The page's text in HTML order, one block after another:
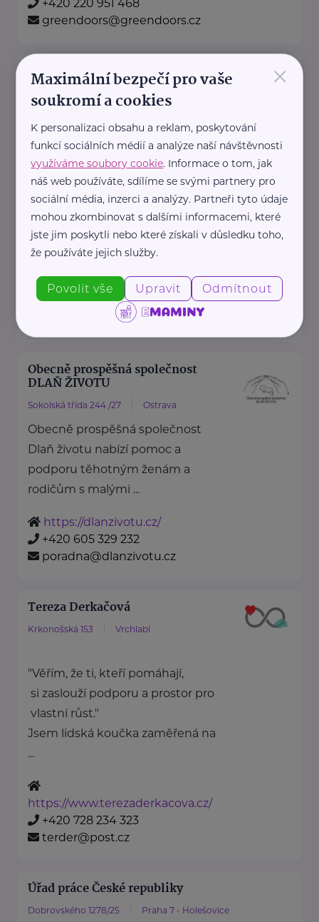
+420 220 951 468
greendoors@greendoors.cz
Klub svobodných matek z.s.
Dukelských hrdinů 34 Praha 7
"Pomáháme rodičům a jejich
dětem."
Rodinám samoživitelů z celé ČR
poskytujeme finanční, materiální,
odbornou právní ...
+420 800 995 511
info@klubsvobodnychmatek.cz
Obecně prospěšná společnost
DLAŇ ŽIVOTU
Sokolská třída 244 /27 Ostrava
Obecně prospěšná společnost
Dlaň životu nabízí pomoc a
podporu těhotným ženám a
rodičům s malými ...
https://dlanzivotu.cz/
+420 605 329 232
poradna@dlanzivotu.cz
Tereza Derkačová
Krkonošská 153 Vrchlabí
"Věřím, že ti, kteří pomáhají,
si zaslouží podporu a prostor pro
vlastní růst."
Jsem lidská koučka zaměřená na
...
https://www.terezaderkacova.cz/
+420 728 234 323
terder@post.cz
Úřad práce České republiky
Dobrovského 1278/25 Praha 7 - Holešovice
×
Maximální bezpečí pro vaše
soukromí a cookies
K personalizaci obsahu a reklam, poskytování
funkcí sociálních médií a analýze naší návštěvnosti
využíváme soubory cookie. Informace o tom, jak
náš web používáte, sdílíme se svými partnery pro
sociální média, inzerci a analýzy. Partneři tyto údaje
mohou zkombinovat s dalšími informacemi, které
jste jim poskytli nebo které získali v důsledku toho,
že používáte jejich služby.
Povolit vše Upravit Odmítnout